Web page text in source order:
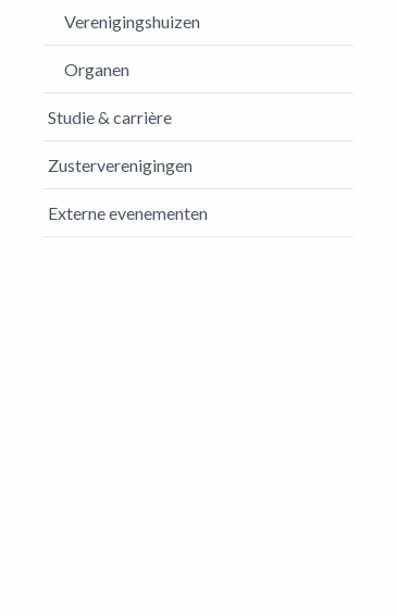
Verenigingshuizen
Organen
Studie & carrière
Zusterverenigingen
Externe evenementen